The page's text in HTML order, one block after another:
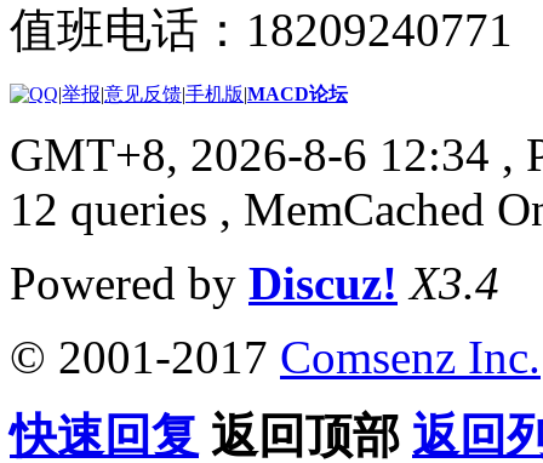
值班电话：
|举报|意见反馈|手机版|MACD论坛
GMT+8, 2026-8-6 12:34 ,
12 queries , MemCached
Powered by Discuz! X3.4
© 2001-2017 Comsenz Inc.
快速回复 返回顶部 返回